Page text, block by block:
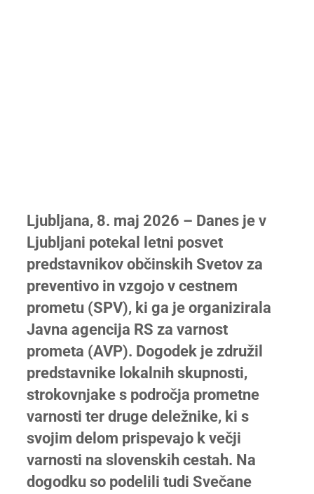
Ljubljana, 8. maj 2026 – Danes je v
Ljubljani potekal letni posvet
predstavnikov občinskih Svetov za
preventivo in vzgojo v cestnem
prometu (SPV), ki ga je organizirala
Javna agencija RS za varnost
prometa (AVP). Dogodek je združil
predstavnike lokalnih skupnosti,
strokovnjake s področja prometne
varnosti ter druge deležnike, ki s
svojim delom prispevajo k večji
varnosti na slovenskih cestah. Na
dogodku so podelili tudi Svečane